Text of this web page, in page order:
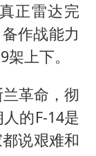
正雷达完
作战能力
上下。
革命，彻
的F-14是
说艰难和